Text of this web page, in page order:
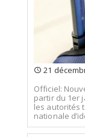
21
Officiel:
partir du 1er
les autorités
nationale